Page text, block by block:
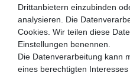
Versandpartner
Drittanbietern einzubinden
analysieren. Die
Cookies. Wir teilen diese
Einstellungen benennen.
Die Datenverarbeitung kann
eines berechtigten